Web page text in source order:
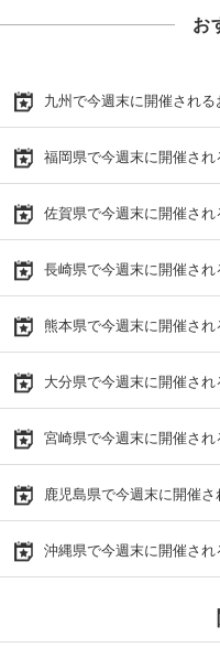
お
九州で今週末に開催され
福岡県で今週末に開催さ
佐賀県で今週末に開催さ
長崎県で今週末に開催さ
熊本県で今週末に開催さ
大分県で今週末に開催さ
宮崎県で今週末に開催さ
鹿児島県で今週末に開催
沖縄県で今週末に開催さ